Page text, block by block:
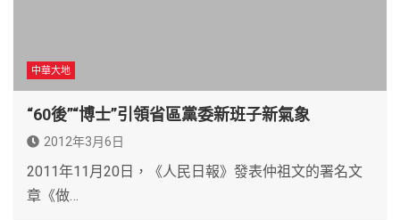
中華大地
“60後”“博士”引領省區黨委新班子新氣象
2012年3月6日
2011年11月20日，《人民日報》發表仲祖文的署名文
章《做…